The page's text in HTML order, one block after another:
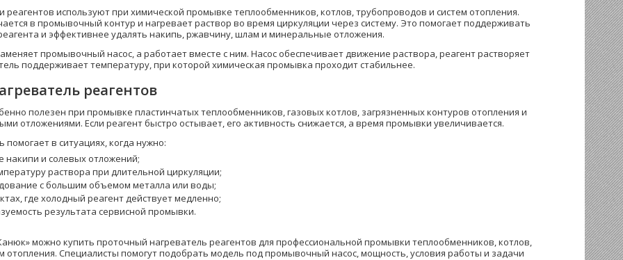
реагентов используют при химической промывке теплообменников, котлов, трубопроводов и систем отопления.
в промывочный контур и нагревает раствор во время циркуляции через систему. Это помогает поддерживать
и эффективнее удалять накипь, ржавчину, шлам и минеральные отложения.
промывочный насос, а работает вместе с ним. Насос обеспечивает движение раствора, реагент растворяет
поддерживает температуру, при которой химическая промывка проходит стабильнее.
реагентов
полезен при промывке пластинчатых теплообменников, газовых котлов, загрязненных контуров отопления и
отложениями. Если реагент быстро остывает, его активность снижается, а время промывки увеличивается.
в ситуациях, когда нужно:
накипи и солевых отложений;
раствора при длительной циркуляции;
с большим объемом металла или воды;
где холодный реагент действует медленно;
результата сервисной промывки.
можно купить проточный нагреватель реагентов для профессиональной промывки теплообменников, котлов,
отопления. Специалисты помогут подобрать модель под промывочный насос, мощность, условия работы и задачи